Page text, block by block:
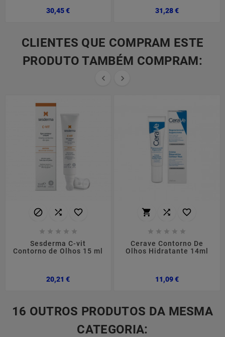
30,45 €Preço 31,28 €Preço
CLIENTES QUE COMPRAM ESTE
PRODUTO TAMBÉM COMPRAM:
 
  
    
Sesderma C-vit
Contorno de Olhos 15 ml
20,21 €Preço
  
    
Cerave Contorno De
Olhos Hidratante 14ml
11,09 €Preço
16 OUTROS PRODUTOS DA MESMA
CATEGORIA: